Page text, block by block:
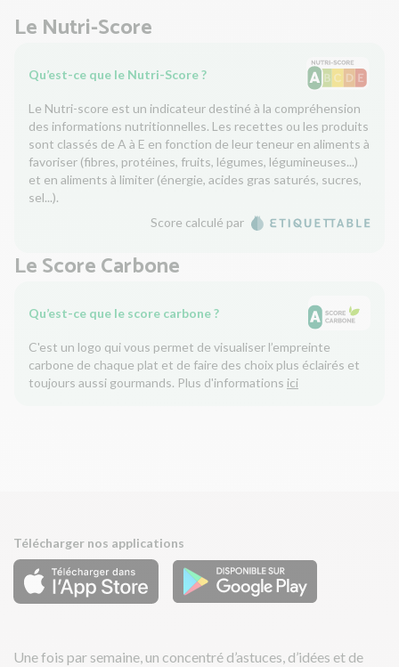
Le Nutri-Score
Qu’est-ce que le Nutri-Score ?
Le Nutri-score est un indicateur destiné à la compréhension
des informations nutritionnelles. Les recettes ou les produits
sont classés de A à E en fonction de leur teneur en aliments à
favoriser (fibres, protéines, fruits, légumes, légumineuses...)
et en aliments à limiter (énergie, acides gras saturés, sucres,
sel...).
Score calculé par
Le Score Carbone
Qu’est-ce que le score carbone ?
C'est un logo qui vous permet de visualiser l’empreinte
carbone de chaque plat et de faire des choix plus éclairés et
toujours aussi gourmands. Plus d'informations ici
Télécharger nos applications
Une fois par semaine, un concentré d’astuces, d’idées et de